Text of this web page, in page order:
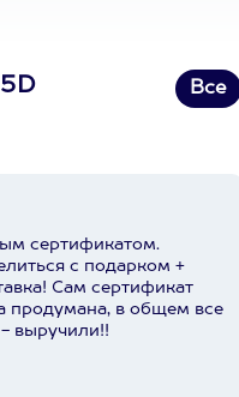
Все
сертификатом.
с подарком +
Сам сертификат
продумана, в общем все
выручили!!